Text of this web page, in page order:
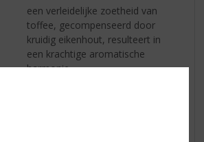
een verleidelijke zoetheid van
toffee, gecompenseerd door
kruidig eikenhout, resulteert in
een krachtige aromatische
harmonie